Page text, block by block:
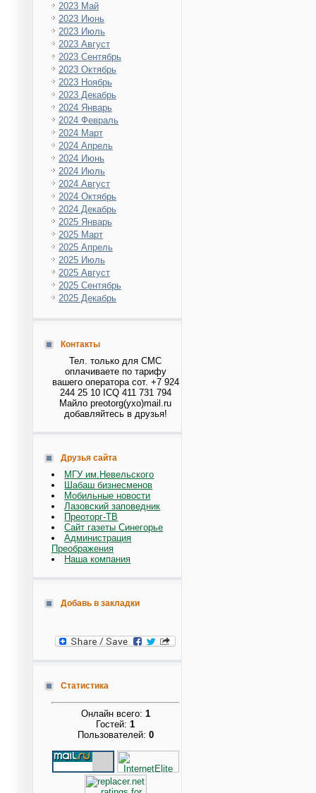
2023 Май
2023 Июнь
2023 Июль
2023 Август
2023 Сентябрь
2023 Октябрь
2023 Ноябрь
2023 Декабрь
2024 Январь
2024 Февраль
2024 Март
2024 Апрель
2024 Июнь
2024 Июль
2024 Август
2024 Октябрь
2024 Декабрь
2025 Январь
2025 Март
2025 Апрель
2025 Июль
2025 Август
2025 Сентябрь
2025 Декабрь
Контакты
Тел. только для СМС
оплачиваете по тарифу
вашего оператора сот. +7 924
244 25 10 ICQ 411 731 794
Майло preotorg(ухо)mail.ru
добавляйтесь в друзья!
Друзья сайта
МГУ им.Невельского
Шабаш бизнесменов
Мобильные новости
Лазовский заповедник
Преоторг-ТВ
Сайт газеты Синегорье
Администрация
Преображения
Наша компания
Добавь в закладки
Статистика
Онлайн всего: 1
Гостей: 1
Пользователей: 0